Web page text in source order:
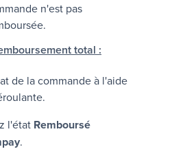
n'est pas
total :
de la commande à l'aide
l'état Remboursé
.